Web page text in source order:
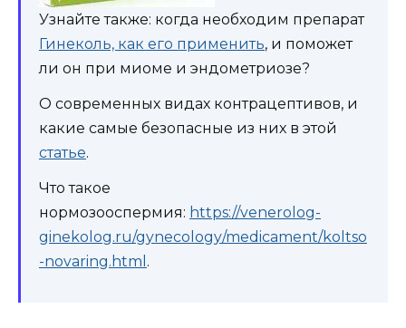
Узнайте также: когда необходим препарат
Гинеколь, как его применить, и поможет
ли он при миоме и эндометриозе?
О современных видах контрацептивов, и
какие самые безопасные из них в этой
статье.
Что такое
нормозооспермия: https://venerolog-
ginekolog.ru/gynecology/medicament/koltso
-novaring.html .